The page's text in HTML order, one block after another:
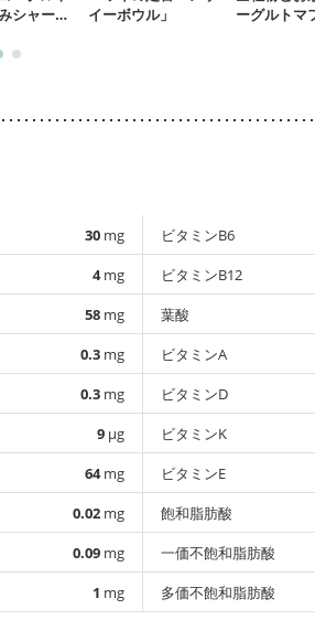
シャーベ
イーボウル」
ーグルトマ
30 mg
4mg
58 mg
0.3 mg
0.3 mg
9 µg
64mg
0.02 mg
0.09 mg
1 mg
ビタミンB6
ビタミンB12
葉酸
ビタミンA
ビタミンD
ビタミンK
ビタミンE
飽和脂肪酸
一価不飽和脂肪酸
多価不飽和脂肪酸